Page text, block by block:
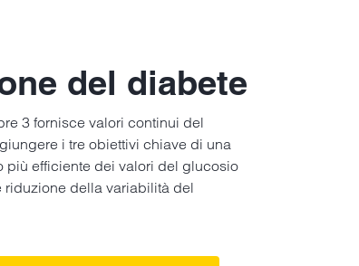
del diabete
3 fornisce valori continui del
i tre obiettivi chiave di una
più efficiente dei valori del glucosio
della variabilità del